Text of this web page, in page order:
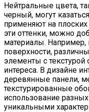
Нейтральные цвета,
черный, могут
применяют на
эти оттенки, можно
материалы.
поверхности,
элементы с
интереса. В дизайне
деревянные панели,
текстурированные
использование
уникальными